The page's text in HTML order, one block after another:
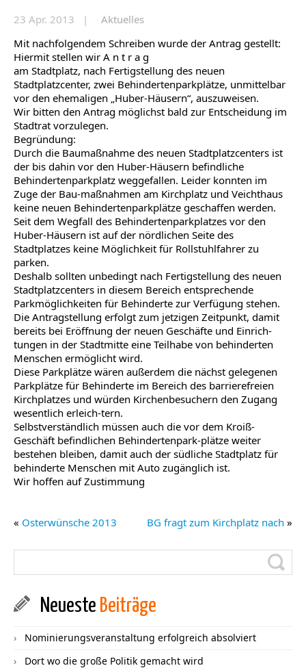
23 Apr. 2013 |
Aktuelles
Mit nachfolgendem Schreiben wurde der Antrag gestellt:
Hiermit stellen wir A n t r a g
am Stadtplatz, nach Fertigstellung des neuen
Stadtplatzcenter, zwei Behindertenparkplätze, unmittelbar
vor den ehemaligen „Huber-Häusern“, auszuweisen.
Wir bitten den Antrag möglichst bald zur Entscheidung im
Stadtrat vorzulegen.
Begründung:
Durch die Baumaßnahme des neuen Stadtplatzcenters ist
der bis dahin vor den Huber-Häusern befindliche
Behindertenparkplatz weggefallen. Leider konnten im
Zuge der Bau-maßnahmen am Kirchplatz und Veichthaus
keine neuen Behindertenparkplätze geschaffen werden.
Seit dem Wegfall des Behindertenparkplatzes vor den
Huber-Häusern ist auf der nördlichen Seite des
Stadtplatzes keine Möglichkeit für Rollstuhlfahrer zu
parken.
Deshalb sollten unbedingt nach Fertigstellung des neuen
Stadtplatzcenters in diesem Bereich entsprechende
Parkmöglichkeiten für Behinderte zur Verfügung stehen.
Die Antragstellung erfolgt zum jetzigen Zeitpunkt, damit
bereits bei Eröffnung der neuen Geschäfte und Einrich-
tungen in der Stadtmitte eine Teilhabe von behinderten
Menschen ermöglicht wird.
Diese Parkplätze wären außerdem die nächst gelegenen
Parkplätze für Behinderte im Bereich des barrierefreien
Kirchplatzes und würden Kirchenbesuchern den Zugang
wesentlich erleich-tern.
Selbstverständlich müssen auch die vor dem Kroiß-
Geschäft befindlichen Behindertenpark-plätze weiter
bestehen bleiben, damit auch der südliche Stadtplatz für
behinderte Menschen mit Auto zugänglich ist.
Wir hoffen auf Zustimmung
« Osterwünsche 2013 BG fragt zum Kirchplatz nach »
Neueste Beiträge
Nominierungsveranstaltung erfolgreich absolviert
Dort wo die große Politik gemacht wird